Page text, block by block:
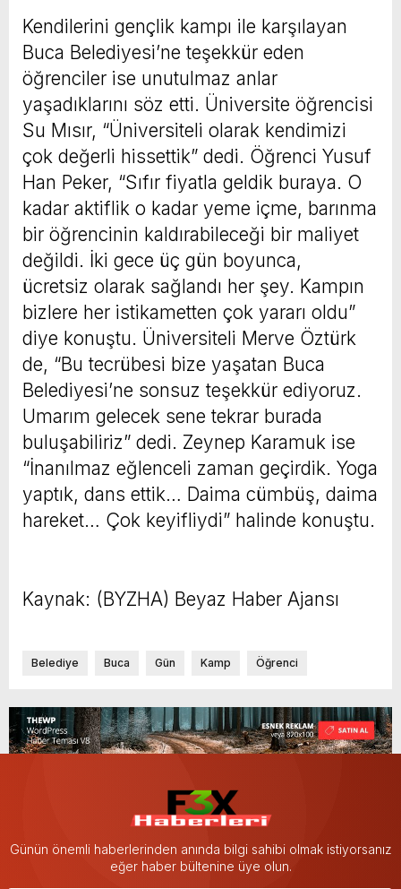
Kendilerini gençlik kampı ile karşılayan
Buca Belediyesi’ne teşekkür eden
öğrenciler ise unutulmaz anlar
yaşadıklarını söz etti. Üniversite öğrencisi
Su Mısır, “Üniversiteli olarak kendimizi
çok değerli hissettik” dedi. Öğrenci Yusuf
Han Peker, “Sıfır fiyatla geldik buraya. O
kadar aktiflik o kadar yeme içme, barınma
bir öğrencinin kaldırabileceği bir maliyet
değildi. İki gece üç gün boyunca,
ücretsiz olarak sağlandı her şey. Kampın
bizlere her istikametten çok yararı oldu”
diye konuştu. Üniversiteli Merve Öztürk
de, “Bu tecrübesi bize yaşatan Buca
Belediyesi’ne sonsuz teşekkür ediyoruz.
Umarım gelecek sene tekrar burada
buluşabiliriz” dedi. Zeynep Karamuk ise
“İnanılmaz eğlenceli zaman geçirdik. Yoga
yaptık, dans ettik… Daima cümbüş, daima
hareket… Çok keyifliydi” halinde konuştu.
Kaynak: (BYZHA) Beyaz Haber Ajansı
Belediye Buca Gün Kamp Öğrenci
Günün önemli haberlerinden anında bilgi sahibi olmak istiyorsanız
eğer haber bültenine üye olun.